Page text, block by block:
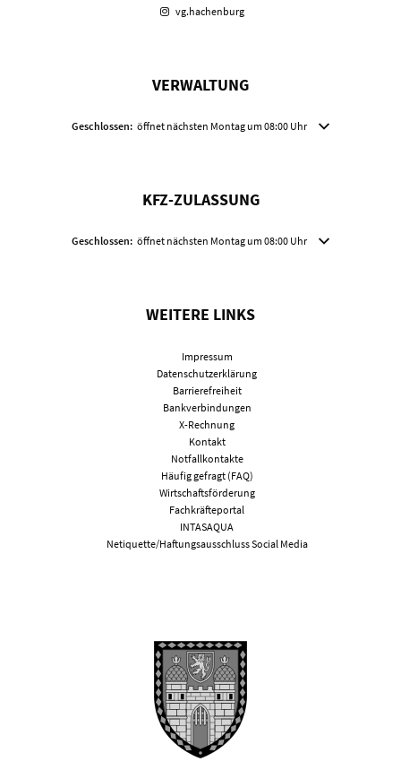
vg.hachenburg
VERWALTUNG
Klicken, um weitere Öffnungs- oder Schließzeiten auszublenden
Geschlossen: öffnet nächsten Montag um 08:00 Uhr
KFZ-ZULASSUNG
Klicken, um weitere Öffnungs- oder Schließzeiten auszublenden
Geschlossen: öffnet nächsten Montag um 08:00 Uhr
WEITERE LINKS
Impressum
Datenschutzerklärung
Barrierefreiheit
Bankverbindungen
X-Rechnung
Kontakt
Notfallkontakte
Häufig gefragt (FAQ)
Wirtschaftsförderung
Fachkräfteportal
INTASAQUA
Netiquette/Haftungsausschluss Social Media